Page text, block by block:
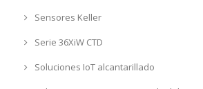
Sensores Keller
Serie 36XiW CTD
Soluciones IoT alcantarillado